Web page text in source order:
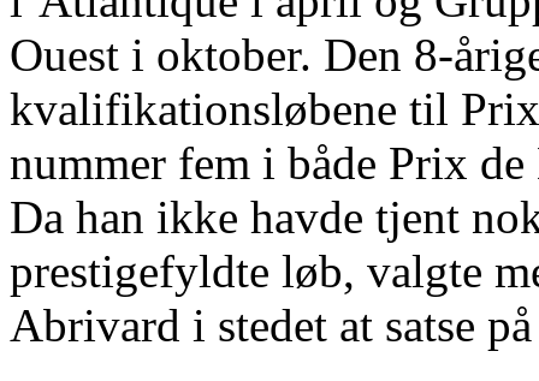
Ouest i oktober. Den 8-
kvalifikationsløbene til
nummer fem i både Prix
Da han ikke havde tjent
prestigefyldte løb, valgte
Abrivard i stedet at satse